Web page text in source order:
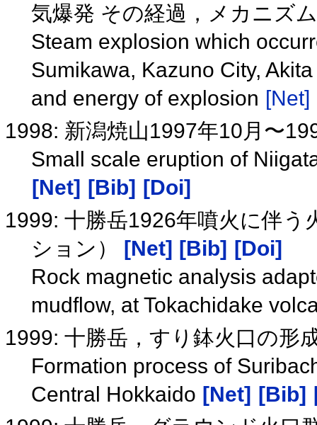
気爆発 その経過，メカニズ
Steam explosion which
Sumikawa, Kazuno City,
and energy of explosion [Net]
1998: 新潟焼山1997年10月〜
Small scale eruption of
[Net] [Bib] [Doi]
1999: 十勝岳1926年噴火に伴
ション） [Net] [Bib] [Doi]
Rock magnetic analysis
mudflow, at Tokachidake
1999: 十勝岳，すり鉢火口の形
Formation process of
Central Hokkaido [Net] [Bib]